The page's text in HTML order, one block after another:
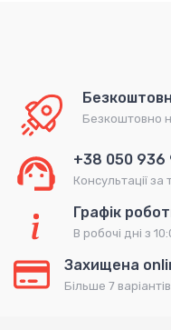
Безкоштовно
+38 050 936
Консультації
Графік
В робочі дні з
Захищена
Більше 7 варіантів